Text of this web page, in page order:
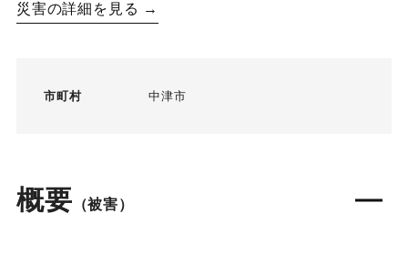
災害の詳細を見る →
市町村 中津市
概要 （被害）